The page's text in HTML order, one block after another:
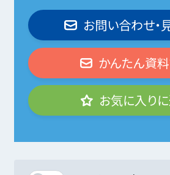
お問い合わせ・
かんたん資
お気に入り